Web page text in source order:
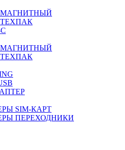
МАГНИТНЫЙ
ТЕХПАК
МАГНИТНЫЙ
ТЕХПАК
SIM-КАРТ
ПЕРЕХОДНИКИ